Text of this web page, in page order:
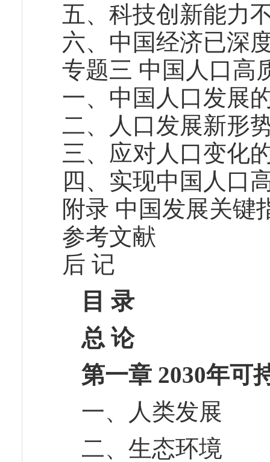
五、科技创新能力
六、中国经济已深
专题三 中国人口高
一、中国人口发展
二、人口发展新形
三、应对人口变化
四、实现中国人口
附录 中国发展关键
参考文献
后 记
目 录
总 论
第一章 2030年可
一、人类发展
二、生态环境